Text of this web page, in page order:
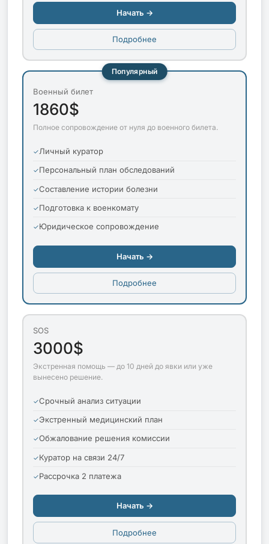
Начать →
Подробнее
Популярный
Военный билет
1860$
Полное сопровождение от нуля до военного билета.
Личный куратор
Персональный план обследований
Составление истории болезни
Подготовка к военкомату
Юридическое сопровождение
Начать →
Подробнее
SOS
3000$
Экстренная помощь — до 10 дней до явки или уже
вынесено решение.
Срочный анализ ситуации
Экстренный медицинский план
Обжалование решения комиссии
Куратор на связи 24/7
Рассрочка 2 платежа
Начать →
Подробнее